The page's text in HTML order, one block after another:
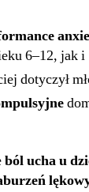
6–12, jak i
dotyczył
ból ucha u